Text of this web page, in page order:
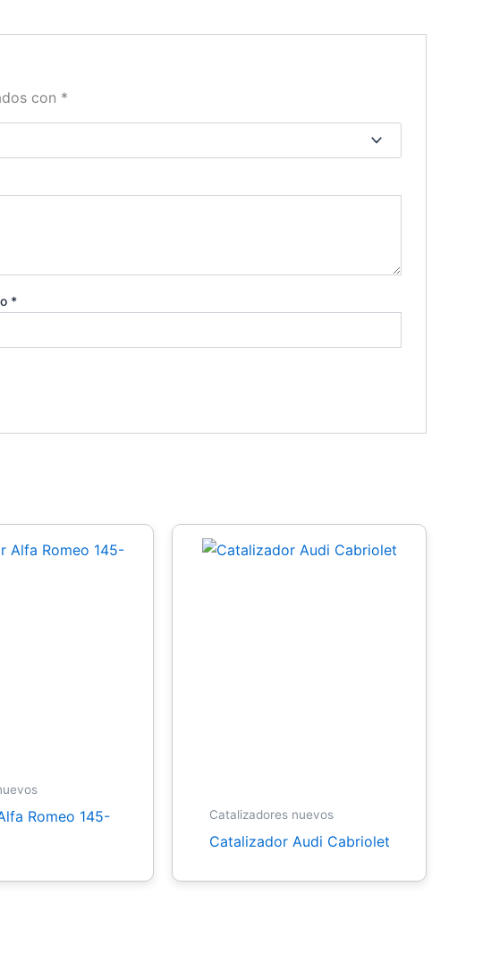
con *
*
Romeo 145-
Catalizadores nuevos
Catalizador Audi Cabriolet